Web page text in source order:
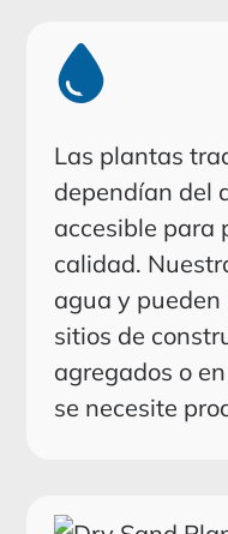
Las plantas
dependían del
accesible para
calidad.
agua y pueden
sitios de
agregados o
se necesite